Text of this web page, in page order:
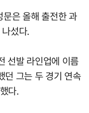
은 올해 출전한 과
섰다.
선발 라인업에 이름
던 그는 두 경기 연속
다.